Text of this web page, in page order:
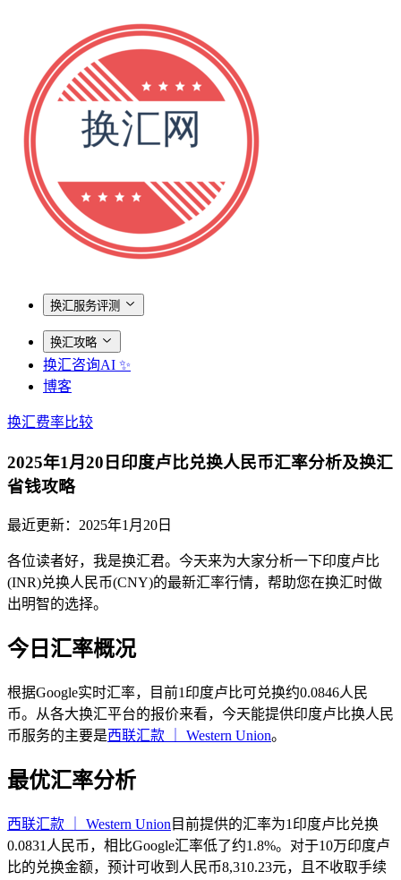
换汇服务评测
换汇攻略
换汇咨询AI ✨
博客
换汇费率比较
2025年1月20日印度卢比兑换人民币汇率分析及换汇
省钱攻略
最近更新： 2025年1月20日
各位读者好，我是换汇君。今天来为大家分析一下印度卢比
(INR)兑换人民币(CNY)的最新汇率行情，帮助您在换汇时做
出明智的选择。
今日汇率概况
根据Google实时汇率，目前1印度卢比可兑换约0.0846人民
币。从各大换汇平台的报价来看，今天能提供印度卢比换人民
币服务的主要是西联汇款 ｜ Western Union。
最优汇率分析
西联汇款 ｜ Western Union 目前提供的汇率为1印度卢比兑换
0.0831人民币，相比Google汇率低了约1.8%。对于10万印度卢
比的兑换金额，预计可收到人民币8,310.23元，且不收取手续